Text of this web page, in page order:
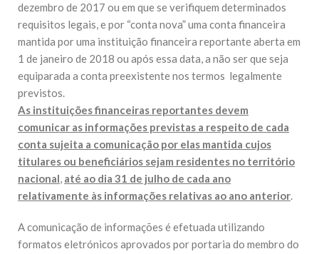
dezembro de 2017 ou em que se verifiquem determinados
requisitos legais, e por “conta nova” uma conta financeira
mantida por uma instituição financeira reportante aberta em
1 de janeiro de 2018 ou após essa data, a não ser que seja
equiparada a conta preexistente nos termos legalmente
previstos.
As instituições financeiras reportantes devem
comunicar as informações previstas a respeito de cada
conta sujeita a comunicação por elas mantida cujos
titulares ou beneficiários sejam residentes no território
nacional, até ao dia 31 de julho de cada ano
relativamente às informações relativas ao ano anterior.
A comunicação de informações é efetuada utilizando
formatos eletrónicos aprovados por portaria do membro do